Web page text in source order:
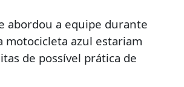
abordou a equipe durante
azul estariam
de possível prática de